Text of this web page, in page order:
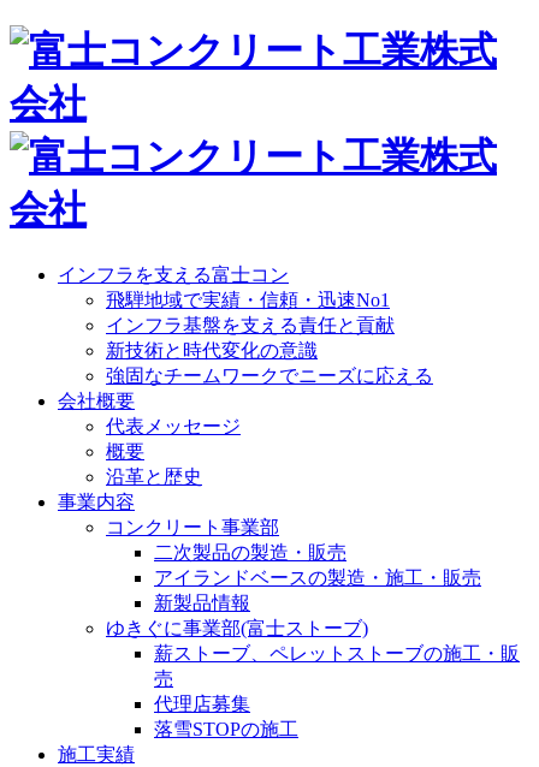
インフラを支える富士コン
飛騨地域で実績・信頼・迅速No1
インフラ基盤を支える責任と貢献
新技術と時代変化の意識
強固なチームワークでニーズに応える
会社概要
代表メッセージ
概要
沿革と歴史
事業内容
コンクリート事業部
二次製品の製造・販売
アイランドベースの製造・施工・販売
新製品情報
ゆきぐに事業部(富士ストーブ)
薪ストーブ、ペレットストーブの施工・販
売
代理店募集
落雪STOPの施工
施工実績